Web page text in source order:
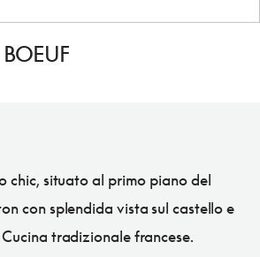
chic, situato al primo piano del
con splendida vista sul castello e
tradizionale francese.